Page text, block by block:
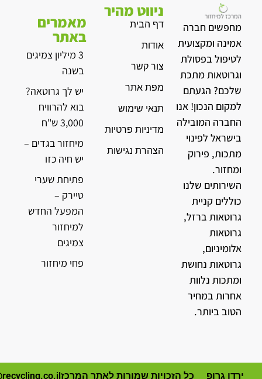
מחפשים חברה
אמינה ומקצועית
לטיפול בפסולת
וגרוטאות מתכת
שלכם? הגעתם
למקום הנכון! אנו
החברה המובילה
בישראל לפינוי
מתכות, פירוק
ומחזור.
השירותים שלנו
כוללים קניית
גרוטאות ברזל,
גרוטאות
אלומיניום,
גרוטאות נחושת
ומתכות נלוות
אחרות במחיר
הטוב ביותר.
ניווט מהיר
דף הבית
אודות
צור קשר
מפת אתר
תנאי שימוש
מדיניות פרטיות
הצהרת נגישות
מאמרים
באתר
3 מיליון צמיגים
בשנה
יש לך גרוטאה?
בוא להרוויח
3,000 ש"ח
מיחזור בגדים –
יש חיה כזו
פתיחת שערי
טיירק –
המפעל החדש
למיחזור
צמיגים
פחי מיחזור
ירדן גרופ כל הזכויות שמורות לאתר המרכז